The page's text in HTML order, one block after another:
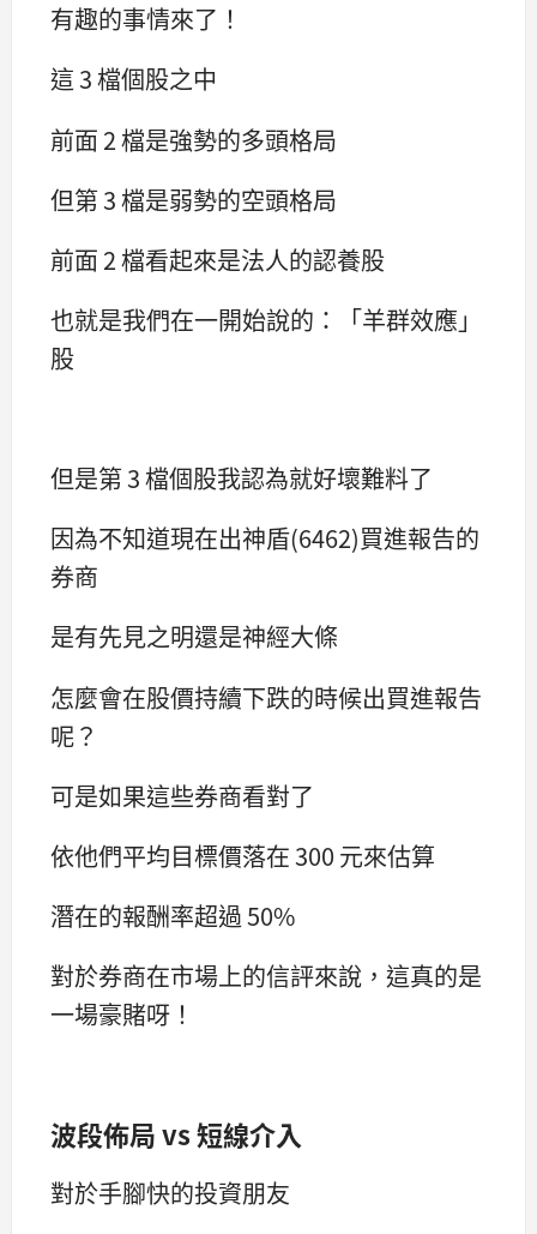
有趣的事情來了！
這 3 檔個股之中
前面 2 檔是強勢的多頭格局
但第 3 檔是弱勢的空頭格局
前面 2 檔看起來是法人的認養股
也就是我們在一開始說的：「羊群效應」
股
但是第 3 檔個股我認為就好壞難料了
因為不知道現在出神盾(6462)買進報告的
券商
是有先見之明還是神經大條
怎麼會在股價持續下跌的時候出買進報告
呢？
可是如果這些券商看對了
依他們平均目標價落在 300 元來估算
潛在的報酬率超過 50%
對於券商在市場上的信評來說，這真的是
一場豪賭呀！
波段佈局 vs 短線介入
對於手腳快的投資朋友